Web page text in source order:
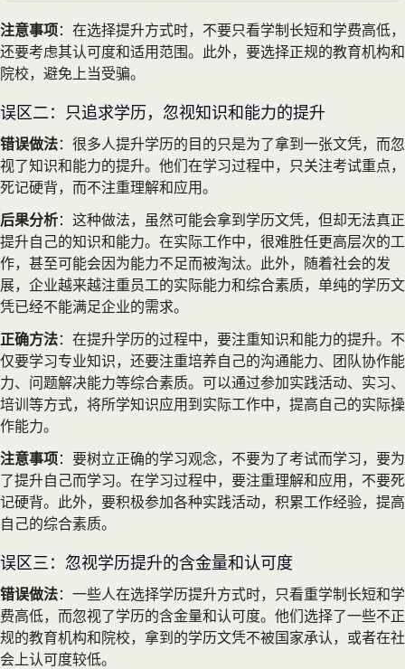
注意事项 ：在选择提升方式时，不要只看学制长短和学费高低，
还要考虑其认可度和适用范围。此外，要选择正规的教育机构和
院校，避免上当受骗。
误区二：只追求学历，忽视知识和能力的提升
错误做法：很多人提升学历的目的只是为了拿到一张文凭，而忽
视了知识和能力的提升。他们在学习过程中，只关注考试重点，
死记硬背，而不注重理解和应用。
后果分析：这种做法，虽然可能会拿到学历文凭，但却无法真正
提升自己的知识和能力。在实际工作中，很难胜任更高层次的工
作，甚至可能会因为能力不足而被淘汰。此外，随着社会的发
展，企业越来越注重员工的实际能力和综合素质，单纯的学历文
凭已经不能满足企业的需求。
正确方法：在提升学历的过程中，要注重知识和能力的提升。不
仅要学习专业知识，还要注重培养自己的沟通能力、团队协作能
力、问题解决能力等综合素质。可以通过参加实践活动、实习、
培训等方式，将所学知识应用到实际工作中，提高自己的实际操
作能力。
注意事项 ：要树立正确的学习观念，不要为了考试而学习，要为
了提升自己而学习。在学习过程中，要注重理解和应用，不要死
记硬背。此外，要积极参加各种实践活动，积累工作经验，提高
自己的综合素质。
误区三：忽视学历提升的含金量和认可度
错误做法：一些人在选择学历提升方式时，只看重学制长短和学
费高低，而忽视了学历的含金量和认可度。他们选择了一些不正
规的教育机构和院校，拿到的学历文凭不被国家承认，或者在社
会上认可度较低。